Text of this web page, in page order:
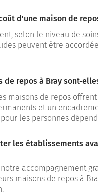
d'une maison de
selon le niveau de
peuvent être
de repos à Bray sont-
maisons de repos
et un
les personnes
les établissements
notre accompagnement
maisons de repos à